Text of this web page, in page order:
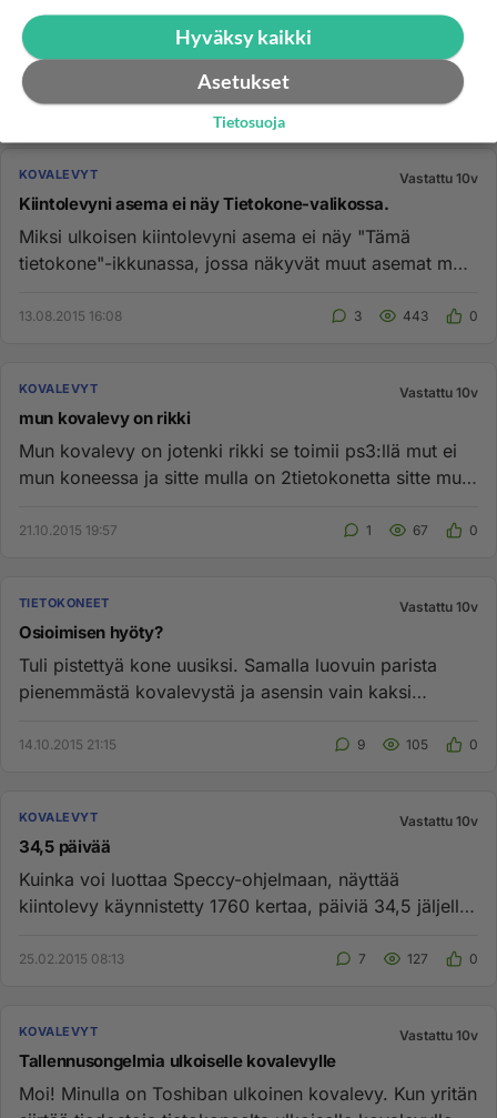
KOVALEVYT Vastattu 10v
Kiintolevyni asema ei näy Tietokone-valikossa.
Miksi ulkoisen kiintolevyni asema ei näy "Tämä
tietokone"-ikkunassa, jossa näkyvät muut asemat mm
13.08.2015 16:08 3 443 0
KOVALEVYT Vastattu 10v
mun kovalevy on rikki
Mun kovalevy on jotenki rikki se toimii ps3:llä mut ei
mun koneessa ja sitte mulla on 2tietokonetta sitte mun
21.10.2015 19:57 1 67 0
TIETOKONEET Vastattu 10v
Osioimisen hyöty?
Tuli pistettyä kone uusiksi. Samalla luovuin parista
pienemmästä kovalevystä ja asensin vain kaksi
14.10.2015 21:15 9 105 0
KOVALEVYT Vastattu 10v
34,5 päivää
Kuinka voi luottaa Speccy-ohjelmaan, näyttää
kiintolevy käynnistetty 1760 kertaa, päiviä 34,5 jäljellä.
25.02.2015 08:13 7 127 0
KOVALEVYT Vastattu 10v
Tallennusongelmia ulkoiselle kovalevylle
Moi! Minulla on Toshiban ulkoinen kovalevy. Kun yritän
Hyväksy kaikki
Asetukset
Tietosuoja